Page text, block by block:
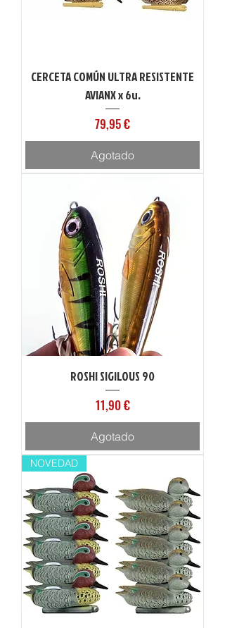
CERCETA COMÚN ULTRA RESISTENTE
AVIANX x 6u.
Precio
79,95 €
Agotado
ROSHI SIGILOUS 90
Precio
11,90 €
Agotado
NOVEDAD